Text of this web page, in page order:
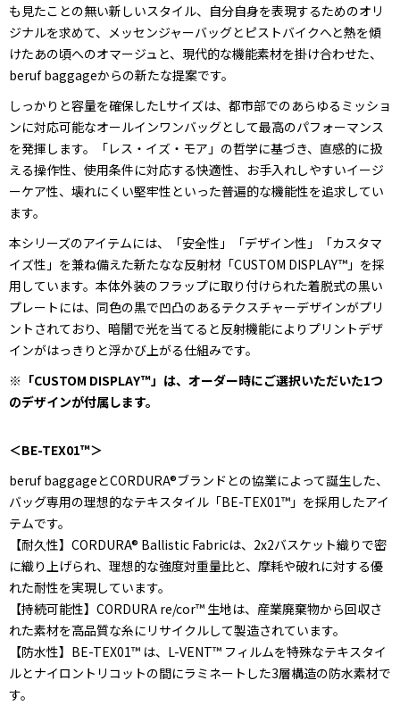
も見たことの無い新しいスタイル、自分自身を表現するためのオリ
ジナルを求めて、メッセンジャーバッグとピストバイクへと熱を傾
けたあの頃へのオマージュと、現代的な機能素材を掛け合わせた、
beruf baggageからの新たな提案です。
しっかりと容量を確保したLサイズは、都市部でのあらゆるミッショ
ンに対応可能なオールインワンバッグとして最高のパフォーマンス
を発揮します。「レス・イズ・モア」の哲学に基づき、直感的に扱
える操作性、使用条件に対応する快適性、お手入れしやすいイージ
ーケア性、壊れにくい堅牢性といった普遍的な機能性を追求してい
ます。
本シリーズのアイテムには、「安全性」「デザイン性」「カスタマ
イズ性」を兼ね備えた新たなな反射材「CUSTOM DISPLAY™」を採
用しています。本体外装のフラップに取り付けられた着脱式の黒い
プレートには、同色の黒で凹凸のあるテクスチャーデザインがプリ
ントされており、暗闇で光を当てると反射機能によりプリントデザ
インがはっきりと浮かび上がる仕組みです。
※「CUSTOM DISPLAY™」は、オーダー時にご選択いただいた1つ
のデザインが付属します。
＜BE-TEX01™＞
beruf baggageとCORDURA®ブランドとの協業によって誕生した、
バッグ専用の理想的なテキスタイル「BE-TEX01™」を採用したアイ
テムです。
【耐久性】CORDURA® Ballistic Fabricは、2x2バスケット織りで密
に織り上げられ、理想的な強度対重量比と、摩耗や破れに対する優
れた耐性を実現しています。
【持続可能性】CORDURA re/cor™ 生地は、産業廃棄物から回収さ
れた素材を高品質な糸にリサイクルして製造されています。
【防水性】BE-TEX01™ は、L-VENT™ フィルムを特殊なテキスタイ
ルとナイロントリコットの間にラミネートした3層構造の防水素材で
す。